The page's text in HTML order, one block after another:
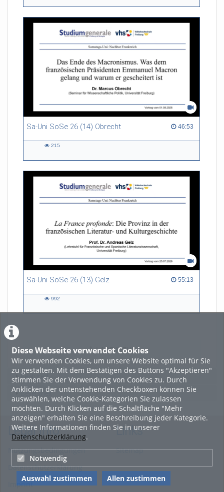
Diese Webseite verwendet Cookies
Wir verwenden Cookies, um unsere Website optimal für Sie
zu gestalten. Mit dem Bestätigen des Buttons "Akzeptieren"
stimmen Sie der Verwendung von Cookies zu. Durch
Anklicken der untenstehenden Checkboxen können Sie
auswählen, welche Cookie-Kategorien Sie zulassen
möchten. Durch Klicken auf die Schaltfläche "Mehr
anzeigen" erhalten Sie eine Beschreibung jeder Kategorie.
Weitere Informationen finden Sie in unserer
Datenschutzerklärung.
Notwendig
Auswahl zustimmen Allen zustimmen
Sa-Uni SoSe 26 (14) Obrecht 46:53
46:53 duration
215
Sa-Uni SoSe 26 (13) Gelz 55:13
55:13 duration
992
LADE MEHR
Featured
Beliebtheit
Legal Info
Nutzungsbedingungen
Datenschutzerklärung
Imprint
Links
Sitemap